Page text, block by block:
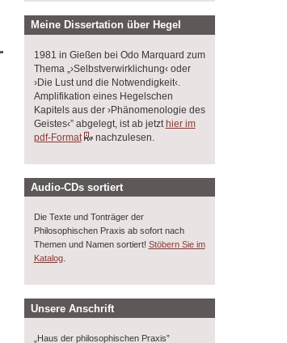
Meine Dissertation über Hegel
1981 in Gießen bei Odo Marquard zum
Thema „›Selbstverwirklichung‹ oder
›Die Lust und die Notwendigkeit‹.
Amplifikation eines Hegelschen
Kapitels aus der ›Phänomenologie des
Geistes‹” abgelegt, ist ab jetzt hier im
pdf-Format
nachzulesen.
Audio-CDs sortiert
Die Texte und Tonträger der
Philosophischen Praxis ab sofort nach
Themen und Namen sortiert! Stöbern Sie im
Katalog.
Unsere Anschrift
„Haus der philosophischen Praxis”